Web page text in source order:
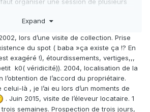
organiser une session de plusieurs
Pour ces endroit la date importe
Expand
lors d’une visite de collection. Prise
du spot ( baba »ça existe ça !? En
exagéré !), étourdissements, vertiges,,,
k0( véridicité)). 2004, localisation de la
l’obtention de l’accord du propriétaire.
là , je l’ai eu lors d’un moments de
. Juin 2015, visite de l’éleveur locataire. 1
semaines. Prospection de trois jours,